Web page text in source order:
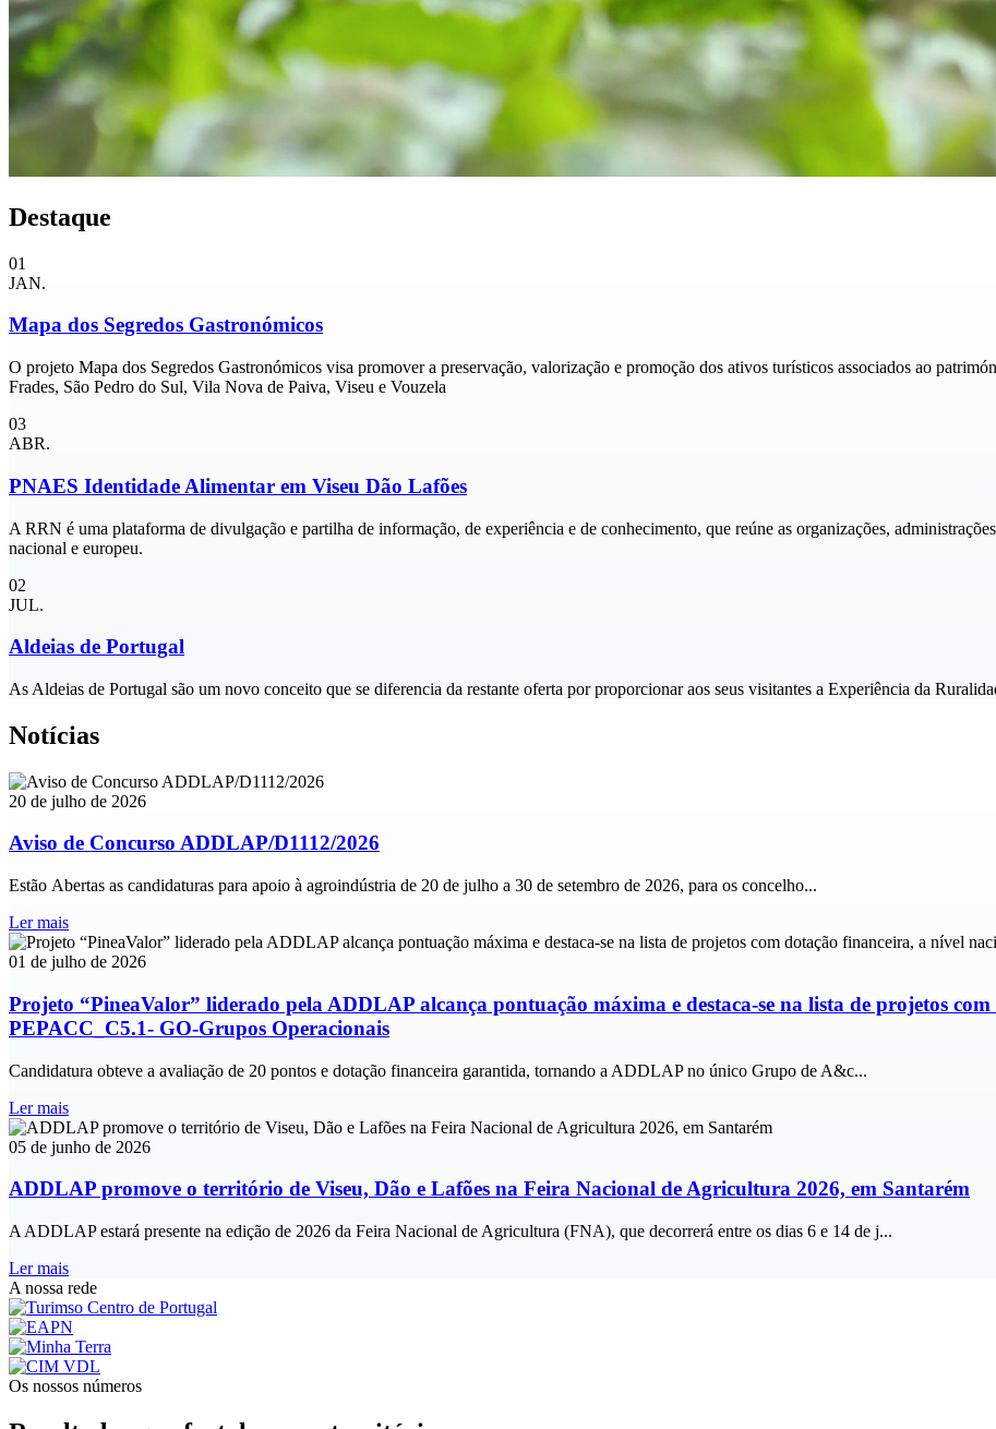
Destaque
01
JAN.
Mapa dos Segredos Gastronómicos
O projeto Mapa dos Segredos Gastronómicos visa promover a preservação, valorização e promoção dos ativos turísticos associados ao
Frades, São Pedro do Sul, Vila Nova de Paiva, Viseu e Vouzela
03
ABR.
PNAES Identidade Alimentar em Viseu Dão Lafões
A RRN é uma plataforma de divulgação e partilha de informação, de experiência e de conhecimento, que reúne as organizações,
nacional e europeu.
02
JUL.
Aldeias de Portugal
As Aldeias de Portugal são um novo conceito que se diferencia da restante oferta por proporcionar aos seus visitantes a Experiência da
Notícias
20 de julho de 2026
Aviso de Concurso ADDLAP/D1112/2026
Estão Abertas as candidaturas para apoio à agroindústria de 20 de julho a 30 de setembro de 2026, para os concelho...
Ler mais
01 de julho de 2026
Projeto “PineaValor” liderado pela ADDLAP alcança pontuação máxima e destaca-se na lista de projetos
PEPACC_C5.1- GO-Grupos Operacionais
Candidatura obteve a avaliação de 20 pontos e dotação financeira garantida, tornando a ADDLAP no único Grupo de A&c...
Ler mais
05 de junho de 2026
ADDLAP promove o território de Viseu, Dão e Lafões na Feira Nacional de Agricultura 2026, em Santarém
A ADDLAP estará presente na edição de 2026 da Feira Nacional de Agricultura (FNA), que decorrerá entre os dias 6 e 14 de j...
Ler mais
A nossa rede
Os nossos números